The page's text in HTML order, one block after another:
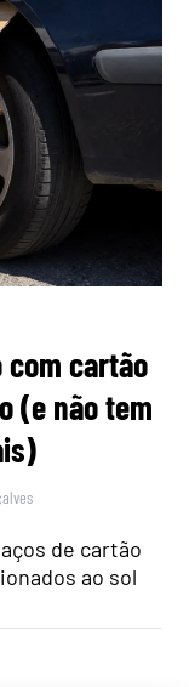
cartão
(e não tem
de cartão
ao sol